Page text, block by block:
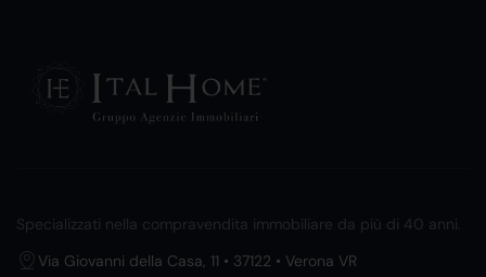
Specializzati nella compravendita immobiliare da più di 40 anni.
Via Giovanni della Casa, 11 • 37122 • Verona VR